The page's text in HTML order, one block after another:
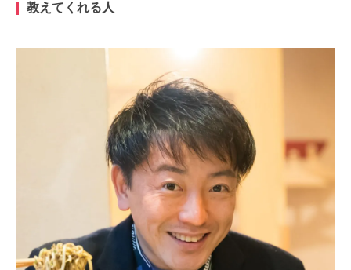
教えてくれる人